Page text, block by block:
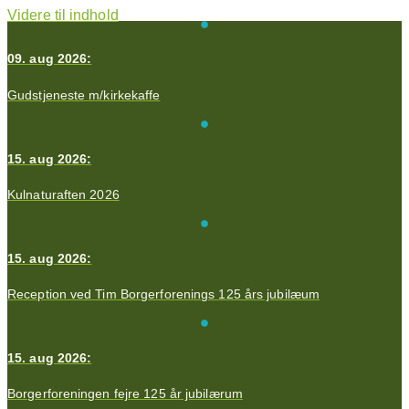
Videre til indhold
09. aug 2026:
Gudstjeneste m/kirkekaffe
15. aug 2026:
Kulnaturaften 2026
15. aug 2026:
Reception ved Tim Borgerforenings 125 års jubilæum
15. aug 2026:
Borgerforeningen fejre 125 år jubilærum